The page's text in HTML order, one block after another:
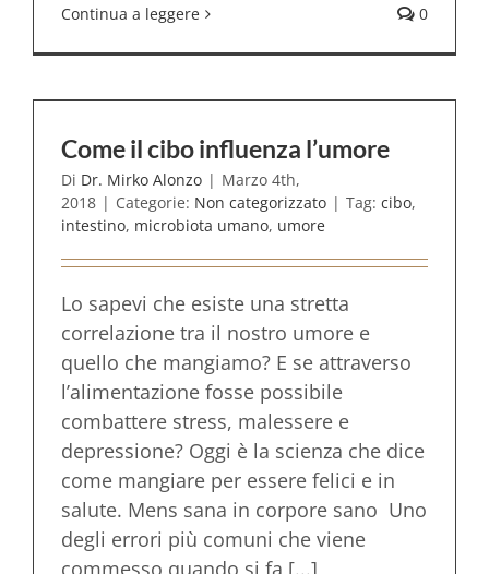
Continua a leggere 0
Come il cibo influenza l’umore
Di Dr. Mirko Alonzo | Marzo 4th,
2018 | Categorie: Non categorizzato | Tag: cibo,
intestino, microbiota umano, umore
Lo sapevi che esiste una stretta
correlazione tra il nostro umore e
quello che mangiamo? E se attraverso
l’alimentazione fosse possibile
combattere stress, malessere e
depressione? Oggi è la scienza che dice
come mangiare per essere felici e in
salute. Mens sana in corpore sano Uno
degli errori più comuni che viene
commesso quando si fa [...]